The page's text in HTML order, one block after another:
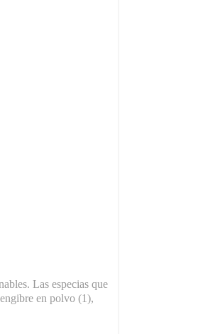
Las especias que
en polvo (1),